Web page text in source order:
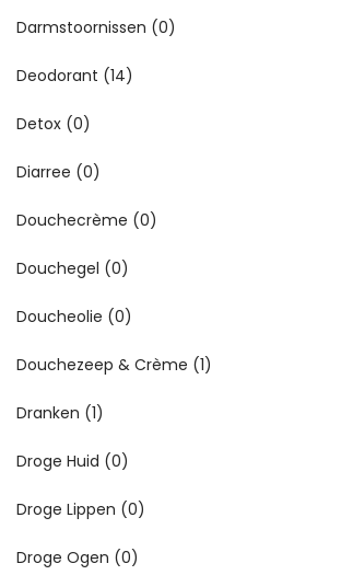
Darmstoornissen (0)
Deodorant (14)
Detox (0)
Diarree (0)
Douchecrème (0)
Douchegel (0)
Doucheolie (0)
Douchezeep & Crème (1)
Dranken (1)
Droge Huid (0)
Droge Lippen (0)
Droge Ogen (0)